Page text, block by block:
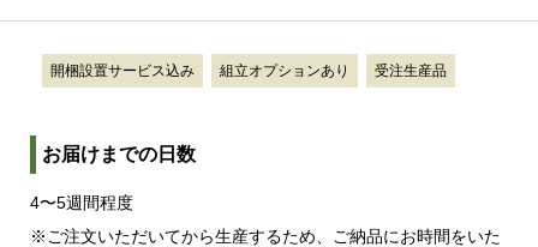
開梱設置サービス込み 組立オプションあり 受注生産品
お届けまでの日数
4〜5週間程度
※ご注文いただいてから生産するため、ご納品にお時間をいた